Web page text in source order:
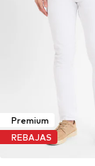
Premium
REBAJAS